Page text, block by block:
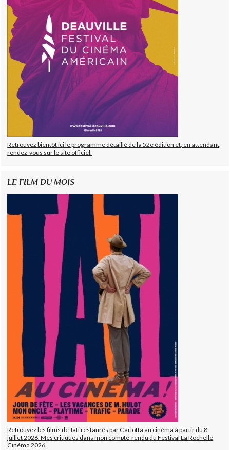
Retrouvez bientôt ici le programme détaillé de la 52e édition et, en attendant,
rendez-vous sur le site officiel.
LE FILM DU MOIS
Retrouvez les films de Tati restaurés par Carlotta au cinéma à partir du 8
juillet 2026. Mes critiques dans mon compte-rendu du Festival La Rochelle
Cinéma 2026.